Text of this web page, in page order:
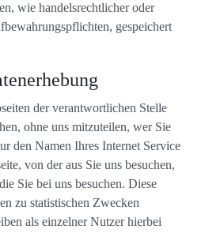
wie handelsrechtlicher oder
gespeichert
der verantwortlichen Stelle
ohne uns mitzuteilen, wer Sie
den Namen Ihres Internet Service
von der aus Sie uns besuchen,
Sie bei uns besuchen. Diese
zu statistischen Zwecken
als einzelner Nutzer hierbei